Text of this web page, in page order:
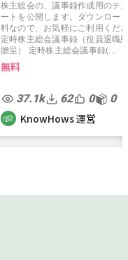
株主総会の、議事録作成用のテ
ートを公開します。ダウンロー
料なので、お気軽にご利用くだ
定時株主総会議事録（役員退職
贈呈） 定時株主総会議事録(...
無料
37.1k 62 0 0
KnowHows 運営